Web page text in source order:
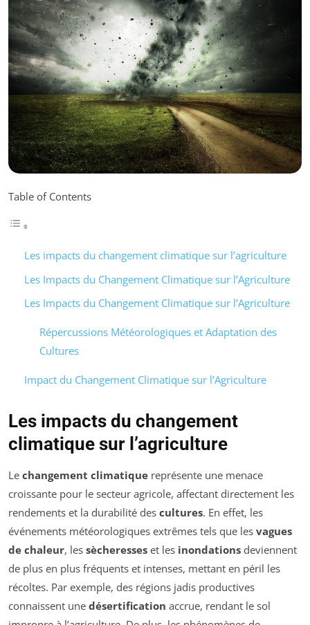
Table of Contents
Les impacts du changement climatique sur l’agriculture
Les Impacts du Changement Climatique sur l’Agriculture
Les Impacts du Changement Climatique sur l’Agriculture
Répercussions Météorologiques et Adaptation des
Cultures
Impact du Changement Climatique sur l’Agriculture
Les impacts du changement
climatique sur l’agriculture
Le changement climatique représente une menace
croissante pour le secteur agricole, affectant directement les
rendements et la durabilité des cultures. En effet, les
événements météorologiques extrêmes tels que les vagues
de chaleur, les sècheresses et les inondations deviennent
de plus en plus fréquents et intenses, mettant en péril les
récoltes. Par exemple, des régions jadis productives
connaissent une désertification accrue, rendant le sol